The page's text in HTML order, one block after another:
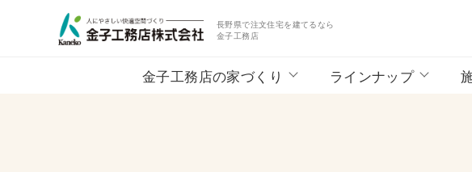
長野県で注文住宅を建てるなら
金子工務店
金子工務店の家づくり ラインナップ